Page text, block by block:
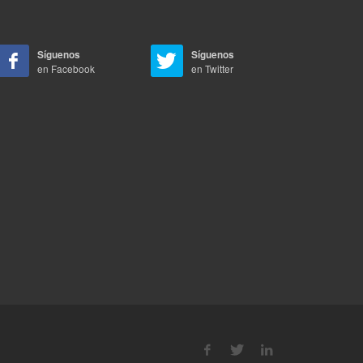
Síguenos
en Facebook
Síguenos
en Twitter